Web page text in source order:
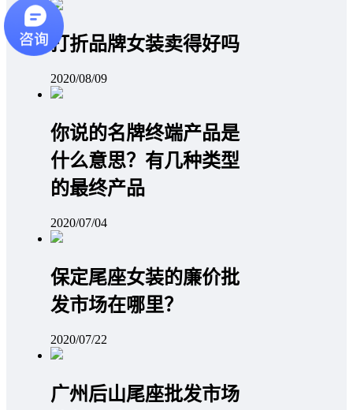
打折品牌女装卖得好吗
2020/08/09
你说的名牌终端产品是
什么意思？有几种类型
的最终产品
2020/07/04
保定尾座女装的廉价批
发市场在哪里？
2020/07/22
广州后山尾座批发市场